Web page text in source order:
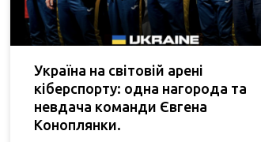
Україна на світовій арені
кіберспорту: одна нагорода та
невдача команди Євгена
Коноплянки.